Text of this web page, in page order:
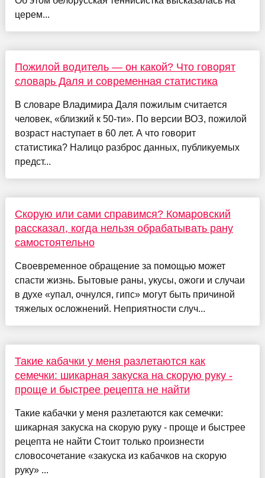
церем...
Пожилой водитель — он какой? Что говорят
словарь Даля и современная статистика
В словаре Владимира Даля пожилым считается
человек, «близкий к 50-ти». По версии ВОЗ, пожилой
возраст наступает в 60 лет. А что говорит
статистика? Налицо разброс данных, публикуемых
предст...
Скорую или сами справимся? Комаровский
рассказал, когда нельзя обрабатывать рану
самостоятельно
Своевременное обращение за помощью может
спасти жизнь. Бытовые раны, укусы, ожоги и случаи
в духе «упал, очнулся, гипс» могут быть причиной
тяжелых осложнений. Неприятности случ...
Такие кабачки у меня разлетаются как
семечки: шикарная закуска на скорую руку -
проще и быстрее рецепта не найти
Такие кабачки у меня разлетаются как семечки:
шикарная закуска на скорую руку - проще и быстрее
рецепта не найти Стоит только произнести
словосочетание «закуска из кабачков на скорую
руку» ...